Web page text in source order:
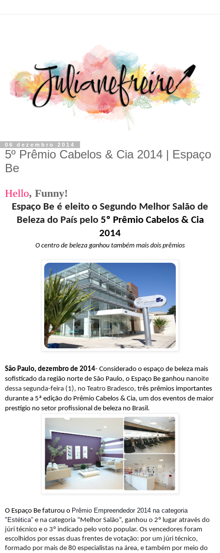
06 dezembro 2014
5º Prêmio Cabelos & Cia 2014 | Espaço
Be
Hello, Funny!
Espaço Be é eleito o Segundo Melhor Salão de
Beleza do País pelo 5º Prêmio Cabelos & Cia
2014
O centro de beleza ganhou também mais dois prêmios
São Paulo, dezembro de 2014- Considerado o espaço de beleza mais
sofisticado da região norte de São Paulo, o Espaço Be ganhou nanoite
dessa segunda-feira (1), no Teatro Bradesco, três prêmios importantes
durante a 5ª edição do Prêmio Cabelos & Cia, um dos eventos de maior
prestígio no setor profissional de beleza no Brasil.
O Espaço Be faturou o Prêmio Empreendedor 2014 na categoria
"Estética” e na categoria “Melhor Salão”, ganhou o 2º lugar através do
júri técnico e o 3º indicado pelo voto popular. Os vencedores foram
escolhidos por essas duas frentes de votação: por um júri técnico,
formado por mais de 80 especialistas na área, e também por meio do